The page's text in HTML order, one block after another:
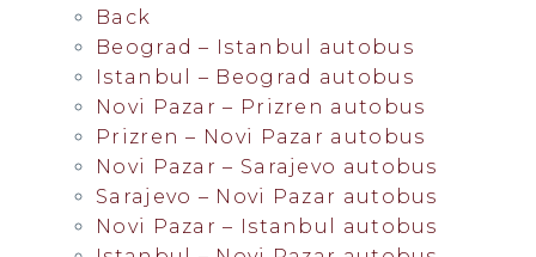
Back
Beograd – Istanbul autobus
Istanbul – Beograd autobus
Novi Pazar – Prizren autobus
Prizren – Novi Pazar autobus
Novi Pazar – Sarajevo autobus
Sarajevo – Novi Pazar autobus
Novi Pazar – Istanbul autobus